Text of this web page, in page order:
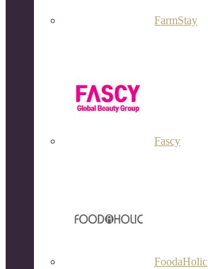
FarmStay
Fascy
FoodaHolic